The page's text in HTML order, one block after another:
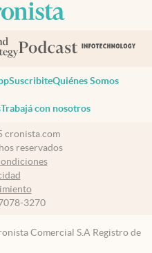
SuscribiteQuiénes Somos
Trabajá con nosotros
cronista.com
reservados
3270
Comercial S.A Registro de